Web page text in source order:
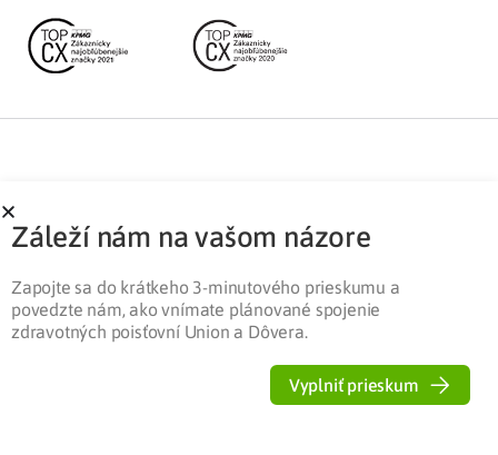
Partnerská zóna Ochrana osobných údajov
Záleží nám na vašom názore
Zapojte sa do krátkeho 3-minutového prieskumu a
povedzte nám, ako vnímate plánované spojenie
zdravotných poisťovní Union a Dôvera.
Vyplniť prieskum